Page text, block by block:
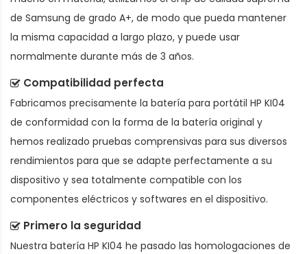
de Samsung de grado A+, de modo que pueda mantener
la misma capacidad a largo plazo, y puede usar
normalmente durante más de 3 años.
Compatibilidad perfecta
Fabricamos precisamente la batería para portátil HP KI04
de conformidad con la forma de la batería original y
hemos realizado pruebas comprensivas para sus diversos
rendimientos para que se adapte perfectamente a su
dispositivo y sea totalmente compatible con los
componentes eléctricos y softwares en el dispositivo.
Primero la seguridad
Nuestra batería HP KI04 he pasado las homologaciones de